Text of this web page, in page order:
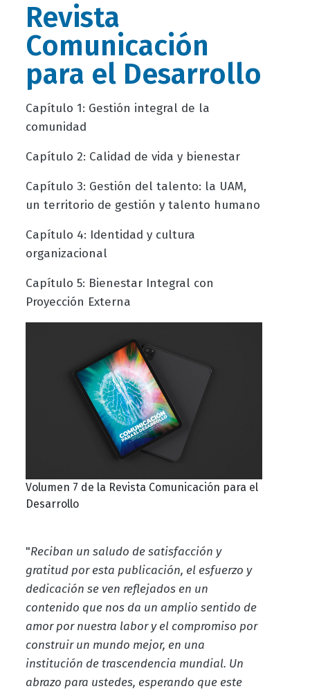
Revista
Comunicación
para el Desarrollo
Capítulo 1: Gestión integral de la
comunidad
Capítulo 2: Calidad de vida y bienestar
Capítulo 3: Gestión del talento: la UAM,
un territorio de gestión y talento humano
Capítulo 4: Identidad y cultura
organizacional
Capítulo 5: Bienestar Integral con
Proyección Externa
Volumen 7 de la Revista Comunicación para el
Desarrollo
"Reciban un saludo de satisfacción y
gratitud por esta publicación, el esfuerzo y
dedicación se ven reflejados en un
contenido que nos da un amplio sentido de
amor por nuestra labor y el compromiso por
construir un mundo mejor, en una
institución de trascendencia mundial. Un
abrazo para ustedes, esperando que este